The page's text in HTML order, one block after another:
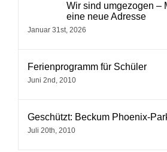
Wir sind umgezogen –
eine neue Adresse
Januar 31st, 2026
Ferienprogramm für Schüler
Juni 2nd, 2010
Geschützt: Beckum Phoenix-
Juli 20th, 2010